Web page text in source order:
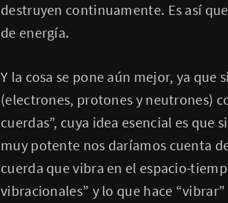
destruyen continuamente. Es así
de energía.
Y la cosa se pone aún mejor, ya
(electrones, protones y neutrones)
cuerdas”, cuya idea esencial es
muy potente nos daríamos cuenta
cuerda que vibra en el espacio-
vibracionales” y lo que hace